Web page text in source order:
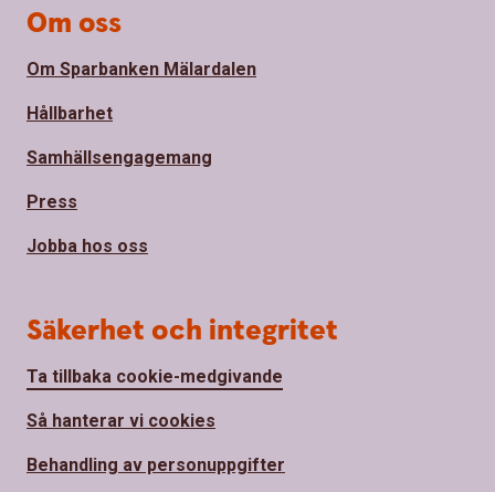
Om oss
Om Sparbanken Mälardalen
Hållbarhet
Samhällsengagemang
Press
Jobba hos oss
Säkerhet och integritet
Ta tillbaka cookie-medgivande
Så hanterar vi cookies
Behandling av personuppgifter